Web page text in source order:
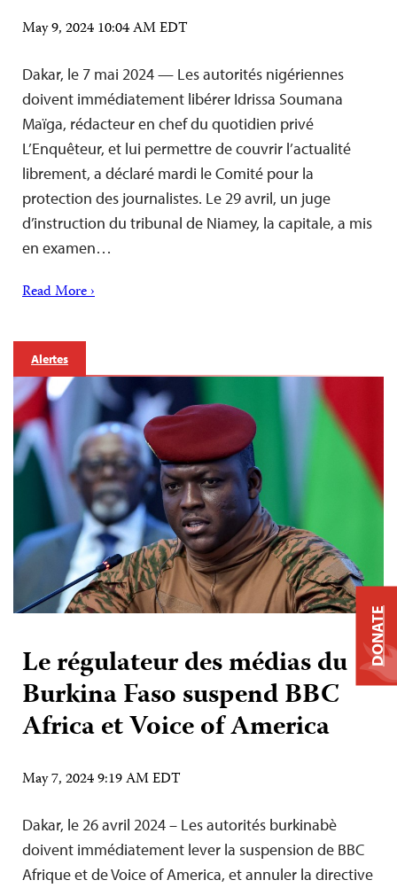
May 9, 2024 10:04 AM EDT
Dakar, le 7 mai 2024 — Les autorités nigériennes
doivent immédiatement libérer Idrissa Soumana
Maïga, rédacteur en chef du quotidien privé
L’Enquêteur, et lui permettre de couvrir l’actualité
librement, a déclaré mardi le Comité pour la
protection des journalistes. Le 29 avril, un juge
d’instruction du tribunal de Niamey, la capitale, a mis
en examen…
Read More ›
Alertes
Le régulateur des médias du
Burkina Faso suspend BBC
Africa et Voice of America
May 7, 2024 9:19 AM EDT
Dakar, le 26 avril 2024 – Les autorités burkinabè
doivent immédiatement lever la suspension de BBC
Afrique et de Voice of America, et annuler la directive
DONATE